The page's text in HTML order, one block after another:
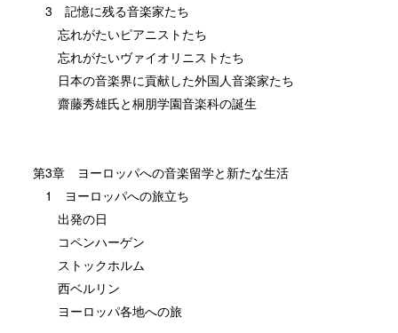
3 記憶に残る音楽家たち
忘れがたいピアニストたち
忘れがたいヴァイオリニストたち
日本の音楽界に貢献した外国人音楽家たち
齋藤秀雄氏と桐朋学園音楽科の誕生
第3章 ヨーロッパへの音楽留学と新たな生活
1 ヨーロッパへの旅立ち
出発の日
コペンハーゲン
ストックホルム
西ベルリン
ヨーロッパ各地への旅